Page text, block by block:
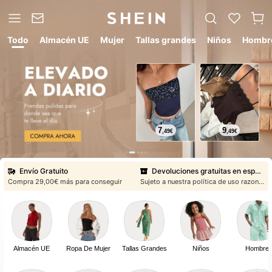
Todo Almacén UE Mujer Tallas grandes Niños
7,49€ 9,49€
Envío Gratuito
Compra ⁦29,00€⁩ más para conseguir
Prueba gratuita
Centro de prueba gratuita
Precios todo incluido, sin costes inesperados
Devoluciones gratuitas en españa
Sujeto a nuestra política de uso razonable
Prueba gratuita
Centro de prueba gratuita
Precios todo incluido, sin costes inesperados
Ofertas fiables a precios que te encantarán
Almacén UE Ropa De Mujer Tallas Grandes Niños Hombre